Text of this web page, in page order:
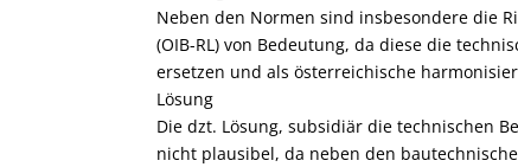
Neben den Normen sind insbesondere die
(OIB-RL) von Bedeutung, da diese die
ersetzen und als österreichische
Lösung
Die dzt. Lösung, subsidiär die technischen
nicht plausibel, da neben den